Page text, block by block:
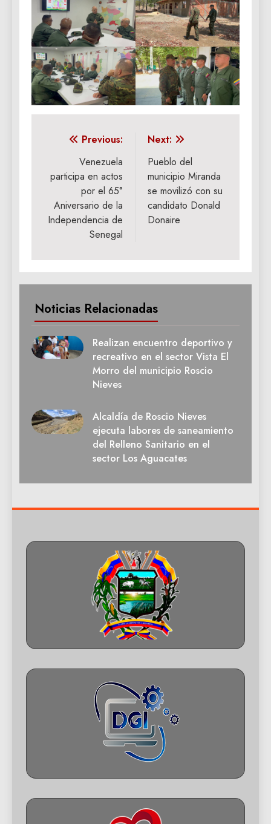
Navegación
entradas
Previous:
Venezuela
participa en actos
por el 65°
Aniversario de la
Independencia de
Senegal
Next:
Pueblo del
municipio Miranda
se movilizó con su
candidato Donald
Donaire
Noticias Relacionadas
Realizan encuentro deportivo y
recreativo en el sector Vista El
Morro del municipio Roscio
Nieves
Alcaldía de Roscio Nieves
ejecuta labores de saneamiento
del Relleno Sanitario en el
sector Los Aguacates